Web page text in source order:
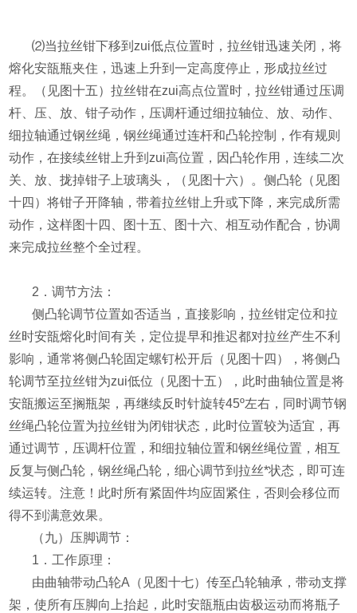
⑵当拉丝钳下移到zui低点位置时，拉丝钳迅速关闭，将
熔化安瓿瓶夹住，迅速上升到一定高度停止，形成拉丝过
程。（见图十五）拉丝钳在zui高点位置时，拉丝钳通过压调
杆、压、放、钳子动作，压调杆通过细拉轴位、放、动作、
细拉轴通过钢丝绳，钢丝绳通过连杆和凸轮控制，作有规则
动作，在接续丝钳上升到zui高位置，因凸轮作用，连续二次
关、放、拢掉钳子上玻璃头，（见图十六）。侧凸轮（见图
十四）将钳子开降轴，带着拉丝钳上升或下降，来完成所需
动作，这样图十四、图十五、图十六、相互动作配合，协调
来完成拉丝整个全过程。
2 ．调节方法：
侧凸轮调节位置如否适当，直接影响，拉丝钳定位和拉
丝时安瓿熔化时间有关，定位提早和推迟都对拉丝产生不利
影响，通常将侧凸轮固定螺钉松开后（见图十四），将侧凸
轮调节至拉丝钳为zui低位（见图十五），此时曲轴位置是将
安瓿搬运至搁瓶架，再继续反时针旋转45º左右，同时调节钢
丝绳凸轮位置为拉丝钳为闭钳状态，此时位置较为适宜，再
通过调节，压调杆位置，和细拉轴位置和钢丝绳位置，相互
反复与侧凸轮，钢丝绳凸轮，细心调节到拉丝*状态，即可连
续运转。注意！此时所有紧固件均应固紧住，否则会移位而
得不到满意效果。
（九）压脚调节：
1 ．工作原理：
由曲轴带动凸轮A （见图十七）传至凸轮轴承，带动支撑
架，使所有压脚向上抬起，此时安瓿瓶由齿极运动而将瓶子